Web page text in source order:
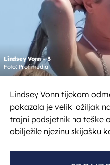
Lindsey Vonn - 3
Foto: Profimedia
Lindsey Vonn tijekom
pokazala je veliki ožiljak
trajni podsjetnik na teške
obilježile njezinu skijašku